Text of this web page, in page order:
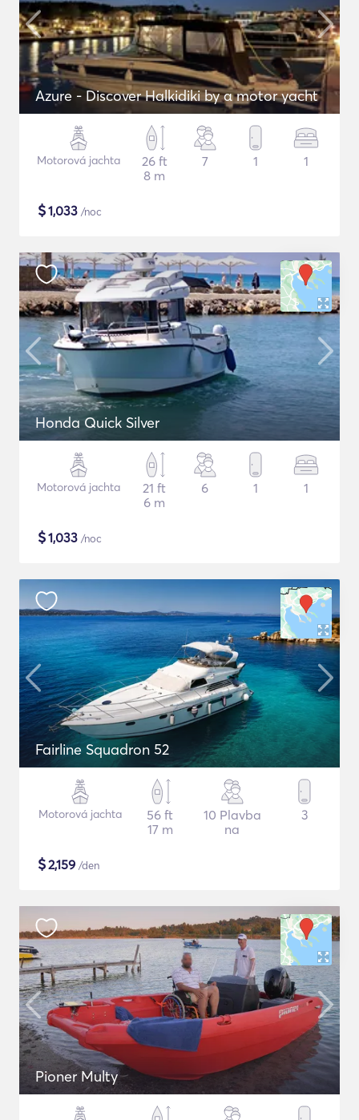
Azure - Discover Halkidiki by α motor yacht
Motorová jachta
26 ft
8 m
7 1 1
$1,033 /noc
Honda Quick Silver
Motorová jachta
21 ft
6 m
6 1 1
$1,033 /noc
Fairline Squadron 52
Motorová jachta
56 ft
17 m
10 Plavba
na
3
$2,159 /den
Pioner Multy